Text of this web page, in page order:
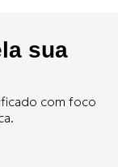
sua
com foco